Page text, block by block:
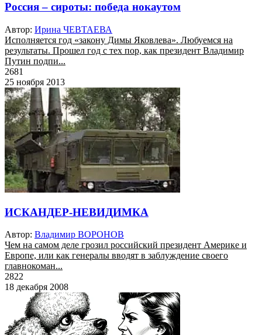
Россия – сироты: победа нокаутом
Автор: Ирина ЧЕВТАЕВА
Исполняется год «закону Димы Яковлева». Любуемся на
результаты. Прошел год с тех пор, как президент Владимир
Путин подпи...
2681
25 ноября 2013
ИСКАНДЕР-НЕВИДИМКА
Автор: Владимир ВОРОНОВ
Чем на самом деле грозил российский президент Америке и
Европе, или как генералы вводят в заблуждение своего
главнокоман...
2822
18 декабря 2008